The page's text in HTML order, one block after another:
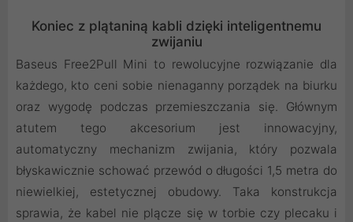
Koniec z plątaniną kabli dzięki inteligentnemu
zwijaniu
Baseus Free2Pull Mini to rewolucyjne rozwiązanie dla
każdego, kto ceni sobie nienaganny porządek na biurku
oraz wygodę podczas przemieszczania się. Głównym
atutem tego akcesorium jest innowacyjny,
automatyczny mechanizm zwijania, który pozwala
błyskawicznie schować przewód o długości 1,5 metra do
niewielkiej, estetycznej obudowy. Taka konstrukcja
sprawia, że kabel nie plącze się w torbie czy plecaku i